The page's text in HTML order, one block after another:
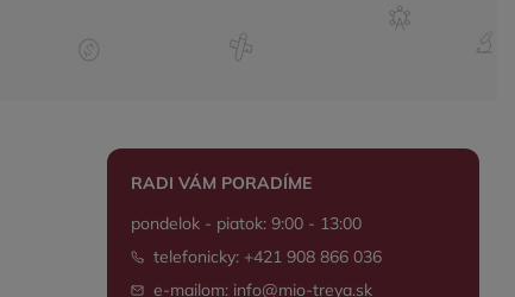
RADI VÁM PORADÍME
pondelok - piatok: 9:00 - 13:00
telefonicky: +421 908 866 036
e-mailom: info@mio-treya.sk